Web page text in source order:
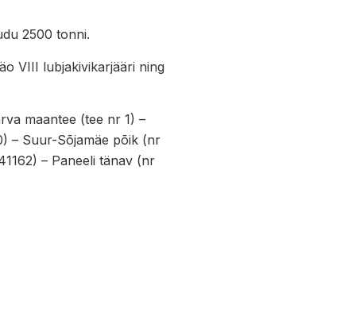
2500 tonni.
VIII lubjakivikarjääri ning
maantee (tee nr 1) –
– Suur-Sõjamäe põik (nr
– Paneeli tänav (nr